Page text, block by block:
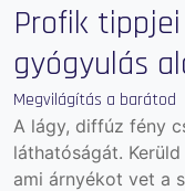
Profik
gyógyulás
Megvilágítás a barátod
A lágy, diffúz fény
láthatóságát.
ami árnyékot vet a